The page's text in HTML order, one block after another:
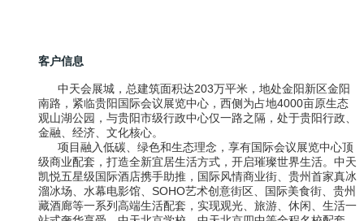
客户信息
中天会展城，总建筑面积达203万平米，地处金阳新区金阳
南路，紧临贵阳国际会议展览中心，西侧为占地4000亩原生态
观山湖公园，与贵阳市级行政中心仅一路之隔，处于贵阳行政、
金融、经济、文化核心。
项目融入低碳、绿色和生态理念，享有国际会议展览中心顶
级商业配套，打造全新宜居生活方式，开启璀璨世界生活。中天
凯悦五星级国际酒店携手助推，国际风情商业街、贵州首家真冰
溜冰场、水幕电影馆、SOHO艺术创意街区、国际美食街、贵州
藏酒廊等一系列高端生活配套，实现观光、旅游、休闲、生活一